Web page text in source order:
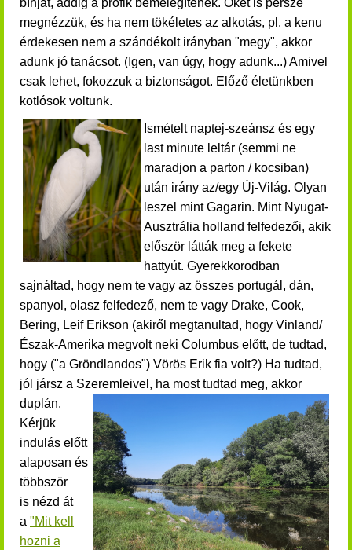
bínját, addig a profik bemelegítenek. Őket is persze
megnézzük, és ha nem tökéletes az alkotás, pl. a kenu
érdekesen nem a szándékolt irányban "megy", akkor
adunk jó tanácsot. (Igen, van úgy, hogy adunk...) Amivel
csak lehet, fokozzuk a biztonságot. Előző életünkben
kotlósok voltunk.
Ismételt naptej-szeánsz és egy
last minute leltár (semmi ne
maradjon a parton / kocsiban)
után irány az/egy Új-Világ. Olyan
leszel mint Gagarin. Mint Nyugat-
Ausztrália holland felfedezői, akik
először látták meg a fekete
hattyút. Gyerekkorodban
sajnáltad, hogy nem te vagy az összes portugál, dán,
spanyol, olasz felfedező, nem te vagy Drake, Cook,
Bering, Leif Erikson (akiről megtanultad, hogy Vinland/
Észak-Amerika megvolt neki Columbus előtt, de tudtad,
hogy ("a Gröndlandos") Vörös Erik fia volt?) Ha tudtad,
jól jársz a Szeremleivel, ha most tudtad meg, akkor
duplán.
Kérjük
indulás előtt
alaposan és
többször
is nézd át
a "Mit kell
hozni a